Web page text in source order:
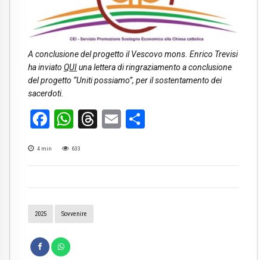
A conclusione del progetto il Vescovo mons. Enrico Trevisi
ha inviato QUIuna lettera di ringraziamento a conclusione
del progetto “Uniti possiamo”, per il sostentamento dei
sacerdoti.
Facebook
WhatsApp
Threads
Email
4 min 633
2025 Sovvenire